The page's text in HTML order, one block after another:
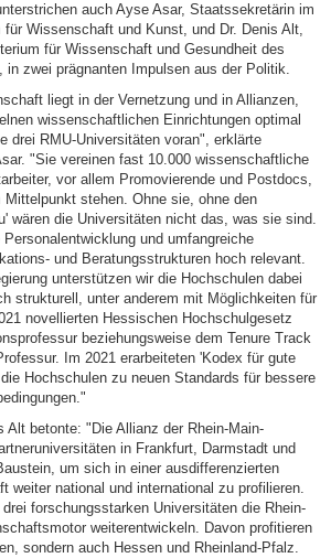
auch Ayse Asar, Staatssekretärin im
Wissenschaft und Kunst, und Dr. Denis Alt,
für Wissenschaft und Gesundheit des
in zwei prägnanten Impulsen aus der Politik.
liegt in der Vernetzung und in Allianzen,
wissenschaftlichen Einrichtungen optimal
drei RMU-Universitäten voran", erklärte
"Sie vereinen fast 10.000 wissenschaftliche
vor allem Promovierende und Postdocs,
stehen. Ohne sie, ohne den
wären die Universitäten nicht das, was sie sind.
und umfangreiche
und Beratungsstrukturen hoch relevant.
unterstützen wir die Hochschulen dabei
strukturell, unter anderem mit Möglichkeiten für
novellierten Hessischen Hochschulgesetz
beziehungsweise dem Tenure Track
Im 2021 erarbeiteten 'Kodex für gute
Hochschulen zu neuen Standards für bessere
Alt betonte: "Die Allianz der Rhein-Main-
in Frankfurt, Darmstadt und
um sich in einer ausdifferenzierten
weiter national und international zu profilieren.
forschungsstarken Universitäten die Rhein-
weiterentwickeln. Davon profitieren
sondern auch Hessen und Rheinland-Pfalz.